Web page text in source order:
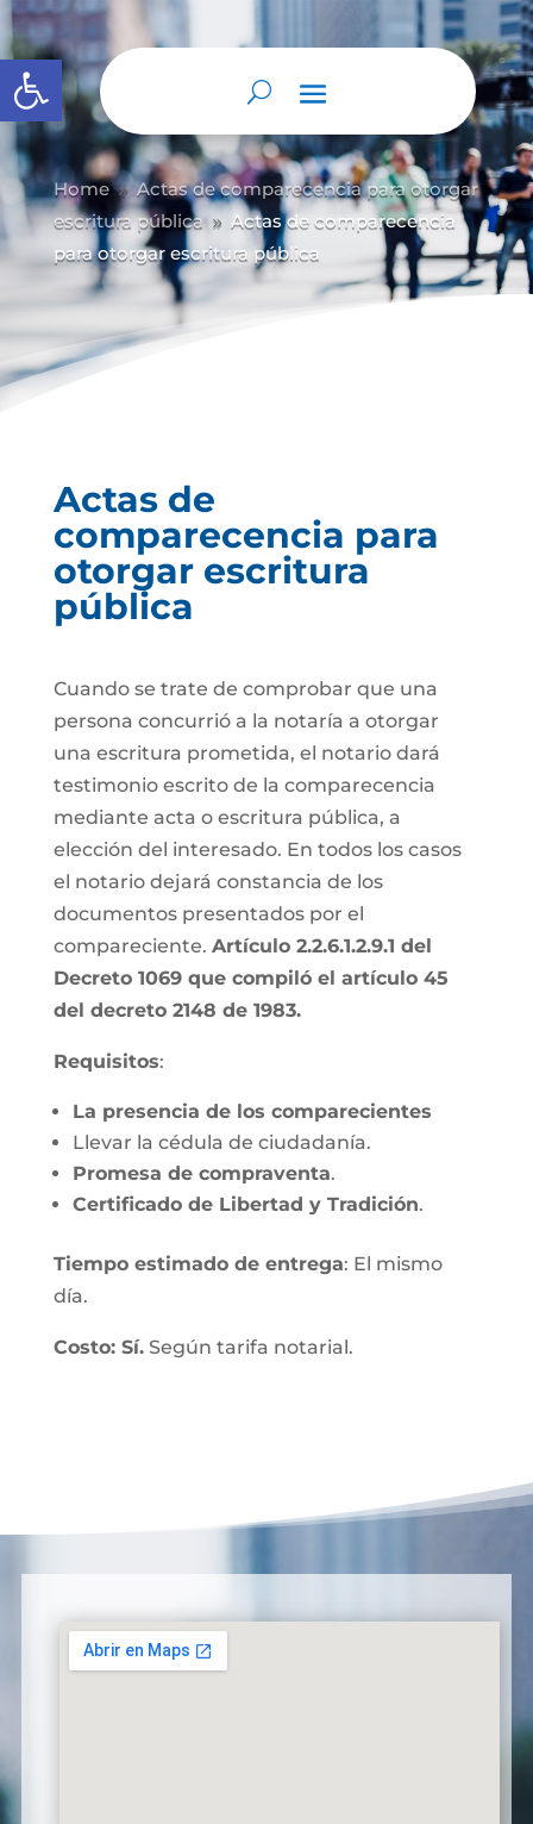
Abrir barra de herramientas
Home 9 Actas de comparecencia para otorgar
escritura pública
9 Actas de comparecencia
para otorgar escritura pública
Actas de
comparecencia para
otorgar escritura
pública
Cuando se trate de comprobar que una
persona concurrió a la notaría a otorgar
una escritura prometida, el notario dará
testimonio escrito de la comparecencia
mediante acta o escritura pública, a
elección del interesado. En todos los casos
el notario dejará constancia de los
documentos presentados por el
compareciente. Artículo 2.2.6.1.2.9.1 del
Decreto 1069 que compiló el artículo 45
del decreto 2148 de 1983.
Requisitos:
La presencia de los comparecientes
Llevar la cédula de ciudadanía.
Promesa de compraventa.
Certificado de Libertad y Tradición.
Tiempo estimado de entrega: El mismo
día.
Costo: Sí.Según tarifa notarial.